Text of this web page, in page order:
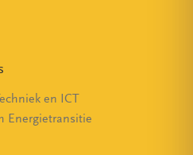
en ICT
Energietransitie